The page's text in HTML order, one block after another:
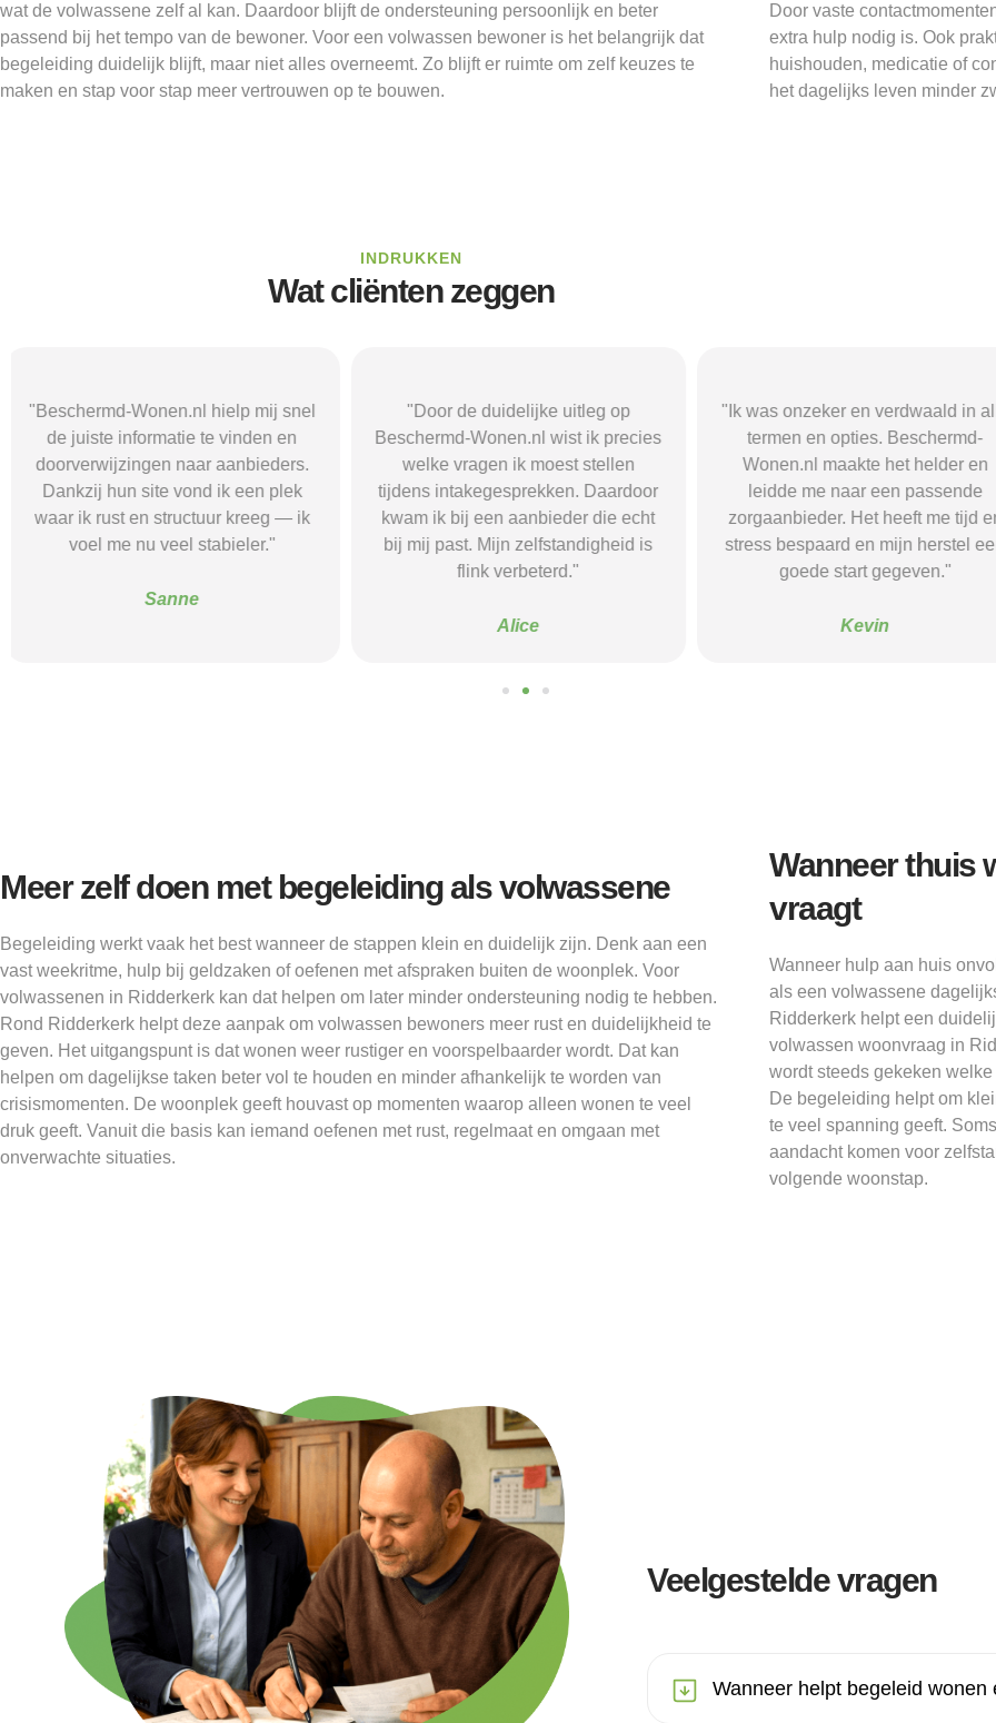
wat de volwassene zelf al kan. Daardoor blijft de ondersteuning persoonlijk en beter
passend bij het tempo van de bewoner. Voor een volwassen bewoner is het belangrijk dat
begeleiding duidelijk blijft, maar niet alles overneemt. Zo blijft er ruimte om zelf keuzes te
maken en stap voor stap meer vertrouwen op te bouwen.
Door vaste
extra hulp nodig is. Ook
huishouden, medicatie of
het dagelijks leven minder
INDRUKKEN
Wat cliënten zeggen
"Door de duidelijke uitleg op
Beschermd-Wonen.nl wist ik precies
welke vragen ik moest stellen
tijdens intakegesprekken. Daardoor
kwam ik bij een aanbieder die echt
bij mij past. Mijn zelfstandigheid is
"Ik was onzeker en verdwaald in alle
termen en opties. Beschermd-
Wonen.nl maakte het helder en
leidde me naar een passende
zorgaanbieder. Het heeft me tijd en
stress bespaard en mijn herstel een
goede start gegeven."
Kevin
"Beschermd-Wonen.nl hielp mij
de juiste informatie te vinden en
doorverwijzingen naar
Dankzij hun site vond ik een plek
waar ik rust en structuur kreeg —
voel me nu veel stabieler."
Meer zelf doen met begeleiding als volwassene
Begeleiding werkt vaak het best wanneer de stappen klein en duidelijk zijn. Denk aan een
vast weekritme, hulp bij geldzaken of oefenen met afspraken buiten de woonplek. Voor
volwassenen in Ridderkerk kan dat helpen om later minder ondersteuning nodig te hebben.
Rond Ridderkerk helpt deze aanpak om volwassen bewoners meer rust en duidelijkheid te
geven. Het uitgangspunt is dat wonen weer rustiger en voorspelbaarder wordt. Dat kan
helpen om dagelijkse taken beter vol te houden en minder afhankelijk te worden van
crisismomenten. De woonplek geeft houvast op momenten waarop alleen wonen te veel
druk geeft. Vanuit die basis kan iemand oefenen met rust, regelmaat en omgaan met
onverwachte situaties.
Wanneer thuis
vraagt
Wanneer hulp aan huis
als een volwassene
Ridderkerk helpt een
volwassen woonvraag in
wordt steeds gekeken
De begeleiding helpt om
te veel spanning geeft.
aandacht komen voor
volgende woonstap.
Veelgestelde vragen
Wanneer helpt begeleid